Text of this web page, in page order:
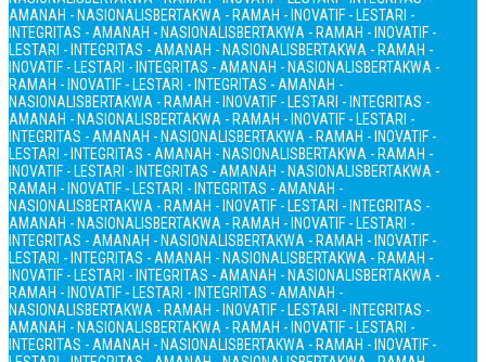
AMANAH - NASIONALISBERTAKWA - RAMAH - INOVATIF - LESTARI -
INTEGRITAS - AMANAH - NASIONALISBERTAKWA - RAMAH - INOVATIF -
LESTARI - INTEGRITAS - AMANAH - NASIONALISBERTAKWA - RAMAH -
INOVATIF - LESTARI - INTEGRITAS - AMANAH - NASIONALISBERTAKWA -
RAMAH - INOVATIF - LESTARI - INTEGRITAS - AMANAH -
NASIONALISBERTAKWA - RAMAH - INOVATIF - LESTARI - INTEGRITAS -
AMANAH - NASIONALISBERTAKWA - RAMAH - INOVATIF - LESTARI -
INTEGRITAS - AMANAH - NASIONALISBERTAKWA - RAMAH - INOVATIF -
LESTARI - INTEGRITAS - AMANAH - NASIONALISBERTAKWA - RAMAH -
INOVATIF - LESTARI - INTEGRITAS - AMANAH - NASIONALISBERTAKWA -
RAMAH - INOVATIF - LESTARI - INTEGRITAS - AMANAH -
NASIONALISBERTAKWA - RAMAH - INOVATIF - LESTARI - INTEGRITAS -
AMANAH - NASIONALISBERTAKWA - RAMAH - INOVATIF - LESTARI -
INTEGRITAS - AMANAH - NASIONALISBERTAKWA - RAMAH - INOVATIF -
LESTARI - INTEGRITAS - AMANAH - NASIONALISBERTAKWA - RAMAH -
INOVATIF - LESTARI - INTEGRITAS - AMANAH - NASIONALISBERTAKWA -
RAMAH - INOVATIF - LESTARI - INTEGRITAS - AMANAH -
NASIONALISBERTAKWA - RAMAH - INOVATIF - LESTARI - INTEGRITAS -
AMANAH - NASIONALISBERTAKWA - RAMAH - INOVATIF - LESTARI -
INTEGRITAS - AMANAH - NASIONALISBERTAKWA - RAMAH - INOVATIF -